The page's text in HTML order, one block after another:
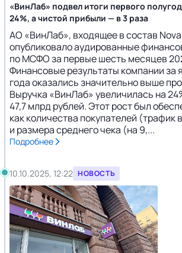
«ВинЛаб» подвел итоги первого
24%, а чистой прибыли — в 3 раза
АО «ВинЛаб», входящее в состав
опубликовало аудированные
по МСФО за первые шесть месяцев
Финансовые результаты компании
года оказались значительно выше
Выручка «ВинЛаб» увеличилась на
47,7 млрд рублей. Этот рост был
как количества покупателей (трафик
и размера среднего чека (на 9,...
Подробнее
10.10.2025, 12:22 НОВОСТЬ